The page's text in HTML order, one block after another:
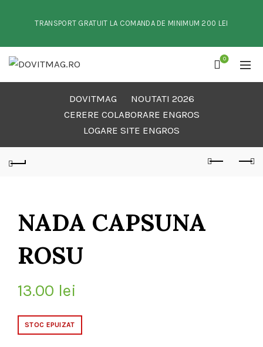
TRANSPORT GRATUIT LA COMANDA DE MINIMUM 200 LEI
0
DOVITMAG
NOUTATI 2026
CERERE COLABORARE ENGROS
LOGARE SITE ENGROS
NADA CAPSUNA
ROSU
13.00 lei
STOC EPUIZAT